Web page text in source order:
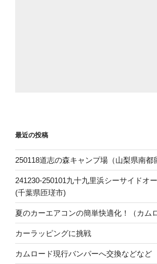
最近の投稿
250118道志の森キャンプ場（山梨県南都
241230-250101九十九里浜シーサイドオ
(千葉県匝瑳市)
夏のカーエアコンの簡単快適化！（カム
カーラッピングに挑戦
カムロード現行バンパーへ交換などなど